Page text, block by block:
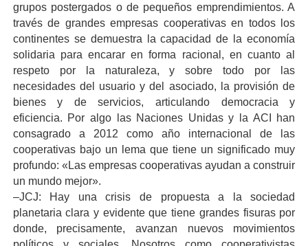
grupos postergados o de pequeños emprendimientos. A
través de grandes empresas cooperativas en todos los
continentes se demuestra la capacidad de la economía
solidaria para encarar en forma racional, en cuanto al
respeto por la naturaleza, y sobre todo por las
necesidades del usuario y del asociado, la provisión de
bienes y de servicios, articulando democracia y
eficiencia. Por algo las Naciones Unidas y la ACI han
consagrado a 2012 como año internacional de las
cooperativas bajo un lema que tiene un significado muy
profundo: «Las empresas cooperativas ayudan a construir
un mundo mejor».
–JCJ: Hay una crisis de propuesta a la sociedad
planetaria clara y evidente que tiene grandes fisuras por
donde, precisamente, avanzan nuevos movimientos